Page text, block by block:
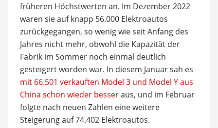
früheren Höchstwerten an. Im Dezember 2022
waren sie auf knapp 56.000 Elektroautos
zurückgegangen, so wenig wie seit Anfang des
Jahres nicht mehr, obwohl die Kapazität der
Fabrik im Sommer noch einmal deutlich
gesteigert worden war. In diesem Januar sah es
mit 66.501 verkauften Model 3 und Model Y aus
China schon wieder besseraus, und im Februar
folgte nach neuen Zahlen eine weitere
Steigerung auf 74.402 Elektroautos.